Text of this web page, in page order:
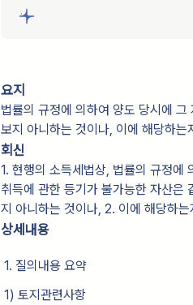
요지
법률의 규정에 의하여 양도 당시에
보지 아니하는 것이나, 이에 해당하
회신
1. 현행의 소득세법상, 법률의 규정에
취득에 관한 등기가 불가능한 자산은
지 아니하는 것이나, 2. 이에 해당하
상세내용
1. 질의내용 요약
1) 토지관련사항